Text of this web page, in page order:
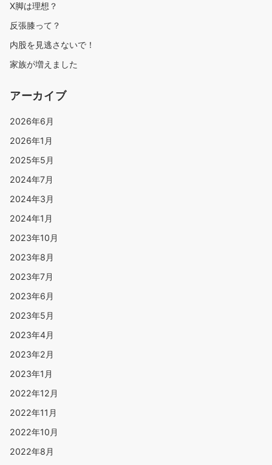
X脚は理想？
反張膝って？
内股を見逃さないで！
家族が増えました
アーカイブ
2026年6月
2026年1月
2025年5月
2024年7月
2024年3月
2024年1月
2023年10月
2023年8月
2023年7月
2023年6月
2023年5月
2023年4月
2023年2月
2023年1月
2022年12月
2022年11月
2022年10月
2022年8月